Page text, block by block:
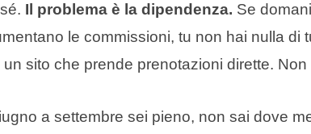
Il problema è la dipendenza. Se
le commissioni, tu non hai nulla di
sito che prende prenotazioni dirette.
a settembre sei pieno, non sai dove